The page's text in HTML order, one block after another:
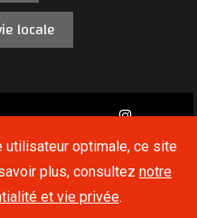
utilisateur optimale, ce site
plus, consultez notre
et vie privée.
locale
. Tous droits réservés.